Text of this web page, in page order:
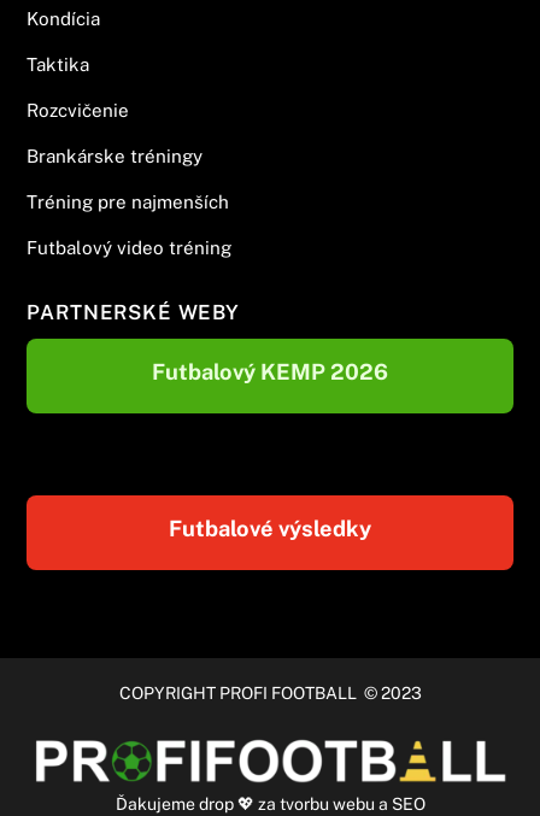
Kondícia
Taktika
Rozcvičenie
Brankárske tréningy
Tréning pre najmenších
Futbalový video tréning
PARTNERSKÉ WEBY
Futbalový KEMP 2026
Futbalové výsledky
COPYRIGHT PROFI FOOTBALL © 2023
Ďakujemedrop💖 za tvorbu webu a SEO